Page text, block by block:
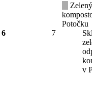
6 7
Potočku
v